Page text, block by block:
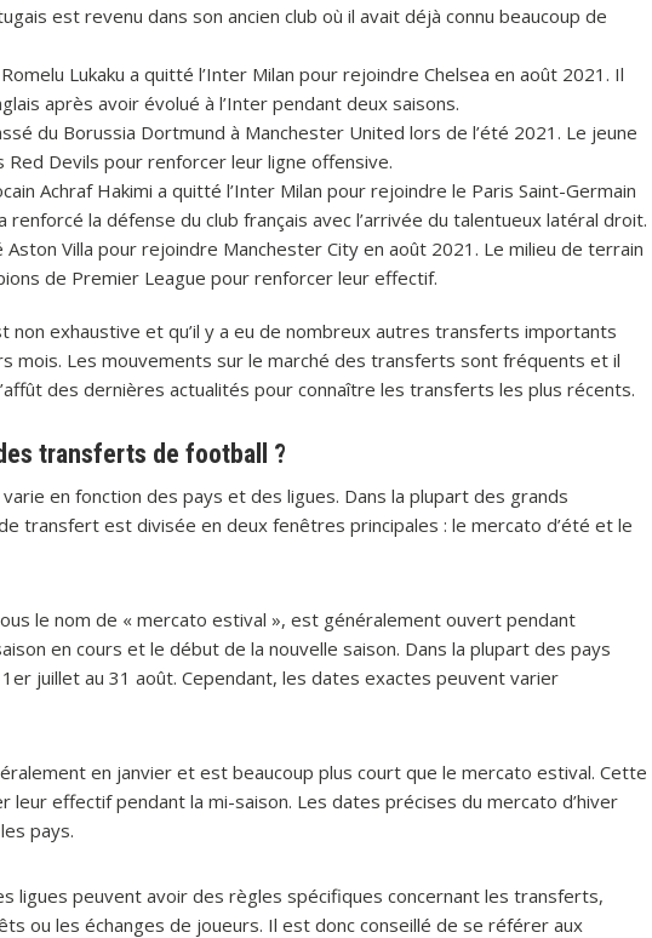
est revenu dans son ancien club où il avait déjà connu beaucoup de
Lukaku a quitté l’Inter Milan pour rejoindre Chelsea en août 2021. Il
après avoir évolué à l’Inter pendant deux saisons.
du Borussia Dortmund à Manchester United lors de l’été 2021. Le jeune
Devils pour renforcer leur ligne offensive.
Achraf Hakimi a quitté l’Inter Milan pour rejoindre le Paris Saint-Germain
renforcé la défense du club français avec l’arrivée du talentueux latéral droit.
Aston Villa pour rejoindre Manchester City en août 2021. Le milieu de terrain
de Premier League pour renforcer leur effectif.
exhaustive et qu’il y a eu de nombreux autres transferts importants
mois. Les mouvements sur le marché des transferts sont fréquents et il
des dernières actualités pour connaître les transferts les plus récents.
transferts de football ?
en fonction des pays et des ligues. Dans la plupart des grands
transfert est divisée en deux fenêtres principales : le mercato d’été et le
le nom de « mercato estival », est généralement ouvert pendant
en cours et le début de la nouvelle saison. Dans la plupart des pays
juillet au 31 août. Cependant, les dates exactes peuvent varier
en janvier et est beaucoup plus court que le mercato estival. Cette
effectif pendant la mi-saison. Les dates précises du mercato d’hiver
pays.
ligues peuvent avoir des règles spécifiques concernant les transferts,
ou les échanges de joueurs. Il est donc conseillé de se référer aux